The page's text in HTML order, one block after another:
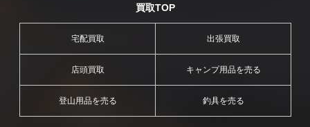
買取TOP
宅配買取 出張買取
店頭買取 キャンプ用品を売る
登山用品を売る 釣具を売る